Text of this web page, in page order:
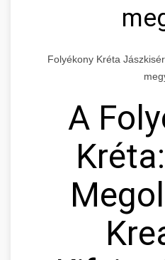
Folyékony Kréta
A